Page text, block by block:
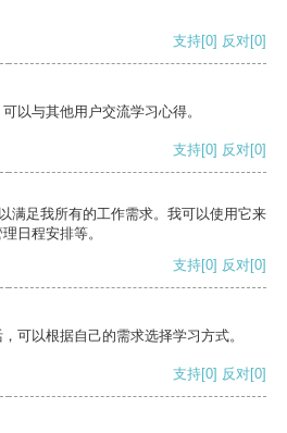
支持[0] 反对[0]
以与其他用户交流学习心得。
支持[0] 反对[0]
满足我所有的工作需求。我可以使用它来
日程安排等。
支持[0] 反对[0]
可以根据自己的需求选择学习方式。
支持[0] 反对[0]